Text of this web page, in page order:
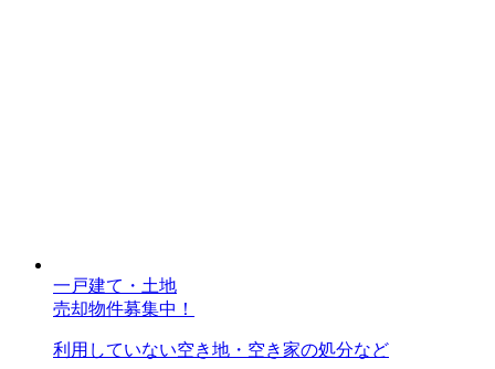
一戸建て・土地
売却物件募集中！
利用していない空き地・空き家の処分など